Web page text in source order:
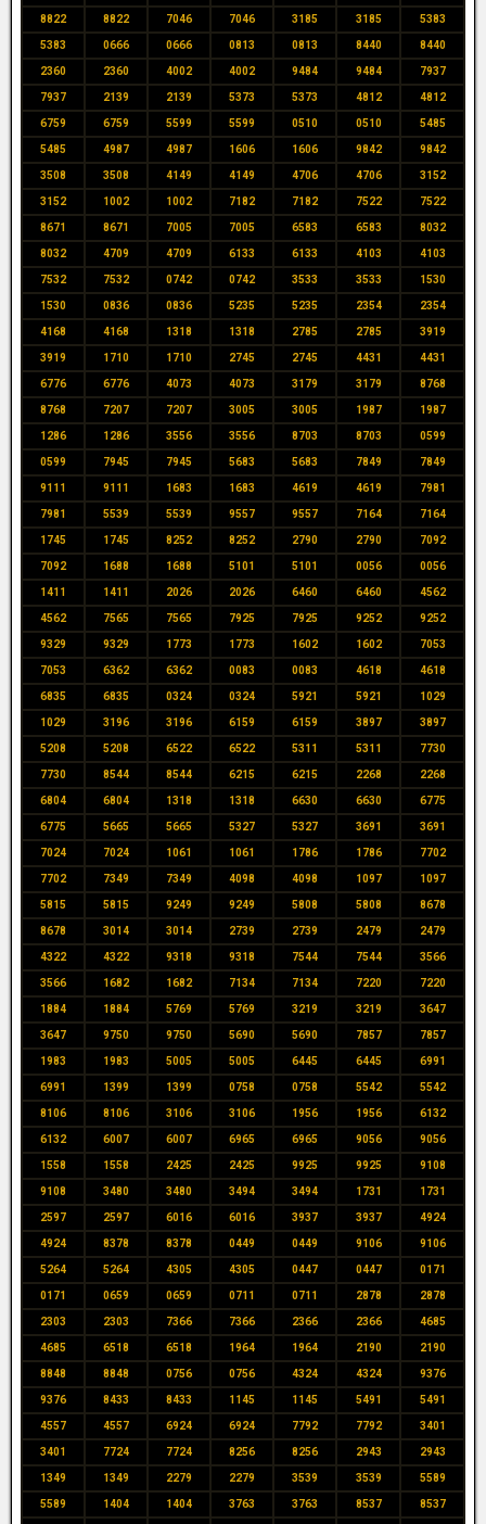
8822 8822 7046 7046 3185 3185 5383
5383 0666 0666 0813 0813 8440 8440
2360 2360 4002 4002 9484 9484 7937
7937 2139 2139 5373 5373 4812 4812
6759 6759 5599 5599 0510 0510 5485
5485 4987 4987 1606 1606 9842 9842
3508 3508 4149 4149 4706 4706 3152
3152 1002 1002 7182 7182 7522 7522
8671 8671 7005 7005 6583 6583 8032
8032 4709 4709 6133 6133 4103 4103
7532 7532 0742 0742 3533 3533 1530
1530 0836 0836 5235 5235 2354 2354
4168 4168 1318 1318 2785 2785 3919
3919 1710 1710 2745 2745 4431 4431
6776 6776 4073 4073 3179 3179 8768
8768 7207 7207 3005 3005 1987 1987
1286 1286 3556 3556 8703 8703 0599
0599 7945 7945 5683 5683 7849 7849
9111 9111 1683 1683 4619 4619 7981
7981 5539 5539 9557 9557 7164 7164
1745 1745 8252 8252 2790 2790 7092
7092 1688 1688 5101 5101 0056 0056
1411 1411 2026 2026 6460 6460 4562
4562 7565 7565 7925 7925 9252 9252
9329 9329 1773 1773 1602 1602 7053
7053 6362 6362 0083 0083 4618 4618
6835 6835 0324 0324 5921 5921 1029
1029 3196 3196 6159 6159 3897 3897
5208 5208 6522 6522 5311 5311 7730
7730 8544 8544 6215 6215 2268 2268
6804 6804 1318 1318 6630 6630 6775
6775 5665 5665 5327 5327 3691 3691
7024 7024 1061 1061 1786 1786 7702
7702 7349 7349 4098 4098 1097 1097
5815 5815 9249 9249 5808 5808 8678
8678 3014 3014 2739 2739 2479 2479
4322 4322 9318 9318 7544 7544 3566
3566 1682 1682 7134 7134 7220 7220
1884 1884 5769 5769 3219 3219 3647
3647 9750 9750 5690 5690 7857 7857
1983 1983 5005 5005 6445 6445 6991
6991 1399 1399 0758 0758 5542 5542
8106 8106 3106 3106 1956 1956 6132
6132 6007 6007 6965 6965 9056 9056
1558 1558 2425 2425 9925 9925 9108
9108 3480 3480 3494 3494 1731 1731
2597 2597 6016 6016 3937 3937 4924
4924 8378 8378 0449 0449 9106 9106
5264 5264 4305 4305 0447 0447 0171
0171 0659 0659 0711 0711 2878 2878
2303 2303 7366 7366 2366 2366 4685
4685 6518 6518 1964 1964 2190 2190
8848 8848 0756 0756 4324 4324 9376
9376 8433 8433 1145 1145 5491 5491
4557 4557 6924 6924 7792 7792 3401
3401 7724 7724 8256 8256 2943 2943
1349 1349 2279 2279 3539 3539 5589
5589 1404 1404 3763 3763 8537 8537